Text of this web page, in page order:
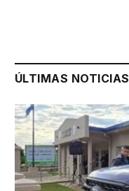
ÚLTIMAS NOTICIAS